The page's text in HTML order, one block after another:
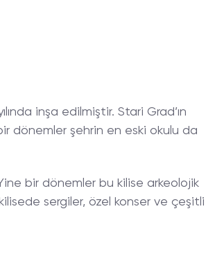
inşa edilmiştir. Stari Grad’ın
dönemler şehrin en eski okulu da
bir dönemler bu kilise arkeolojik
sergiler, özel konser ve çeşitli